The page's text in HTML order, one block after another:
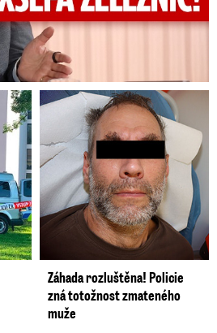
Záhada rozluštěna! Policie
zná totožnost zmateného
muže